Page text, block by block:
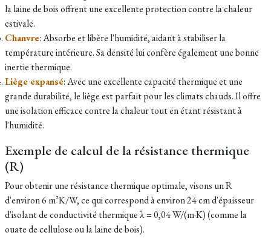
la laine de bois offrent une excellente protection contre la chaleur
estivale.
Chanvre: Absorbe et libère l'humidité, aidant à stabiliser la
température intérieure. Sa densité lui confère également une bonne
inertie thermique.
Liège expansé: Avec une excellente capacité thermique et une
grande durabilité, le liège est parfait pour les climats chauds. Il offre
une isolation efficace contre la chaleur tout en étant résistant à
l'humidité.
Exemple de calcul de la résistance thermique
(R)
Pour obtenir une résistance thermique optimale, visons un R
d'environ 6 m²K/W, ce qui correspond à environ 24 cm d'épaisseur
d'isolant de conductivité thermique λ = 0,04 W/(m·K) (comme la
ouate de cellulose ou la laine de bois).